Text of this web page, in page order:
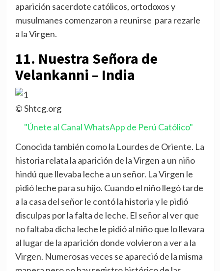
aparición sacerdote católicos, ortodoxos y
musulmanes comenzaron a reunirse para rezarle
a la Virgen.
11. Nuestra Señora de
Velankanni – India
© Shtcg.org
"Únete al Canal WhatsApp de Perú Católico"
Conocida también como la Lourdes de Oriente. La
historia relata la aparición de la Virgen a un niño
hindú que llevaba leche a un señor. La Virgen le
pidió leche para su hijo. Cuando el niño llegó tarde
a la casa del señor le contó la historia y le pidió
disculpas por la falta de leche. El señor al ver que
no faltaba dicha leche le pidió al niño que lo llevara
al lugar de la aparición donde volvieron a ver a la
Virgen. Numerosas veces se apareció de la misma